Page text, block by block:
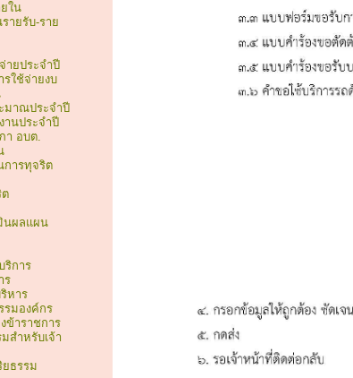
ใน
ายรับ-ราย
ายประจำปี
รใช้จ่ายงบ
มาณประจำปี
านประจำปี
า อบต.
การทุจริต
ต
นผลแผน
ริการ
ร
หาร
รมองค์กร
ข้าราชการ
สำหรับเจ้า
ยธรรม